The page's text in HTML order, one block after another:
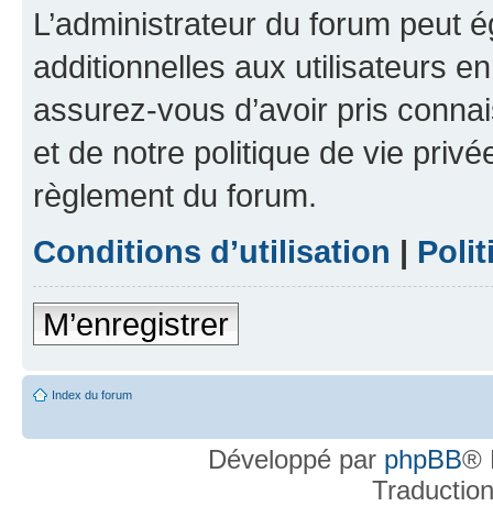
L’administrateur du forum peut
additionnelles aux utilisateurs
assurez-vous d’avoir pris
et de notre politique de vie
règlement du forum.
Conditions d’utilisation |
M’enregistrer
Index du forum
Développé par phpBB®